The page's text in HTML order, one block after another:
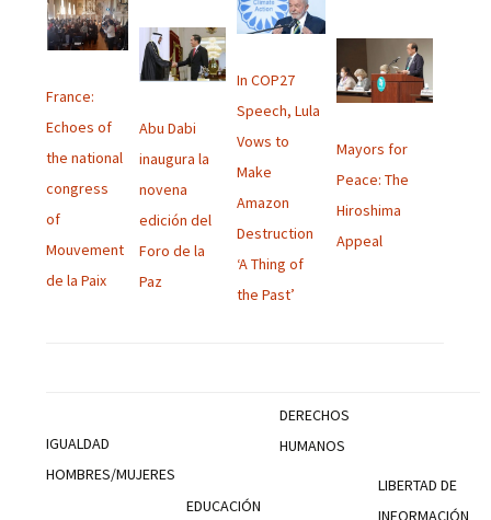
France:
Echoes of
the national
congress
of
Mouvement
de la Paix
Abu Dabi
inaugura la
novena
edición del
Foro de la
Paz
In COP27
Speech, Lula
Vows to
Make
Amazon
Destruction
‘A Thing of
the Past’
Mayors for
Peace: The
Hiroshima
Appeal
IGUALDAD
HOMBRES/MUJERES
EDUCACIÓN
DERECHOS
HUMANOS
LIBERTAD DE
INFORMACIÓN